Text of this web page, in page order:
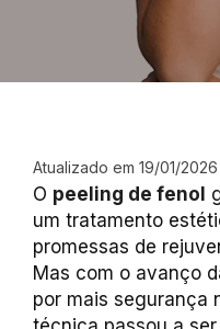
Atualizado em 19/01/2026
O peeling de fenol
um tratamento
promessas de
Mas com o avanço
por mais segurança